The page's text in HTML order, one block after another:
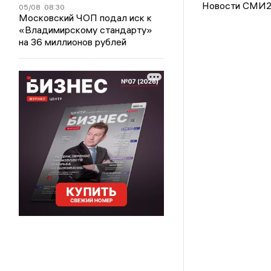
05/08 08:30
Московский ЧОП подал иск к
«Владимирскому стандарту»
на 36 миллионов рублей
Новости